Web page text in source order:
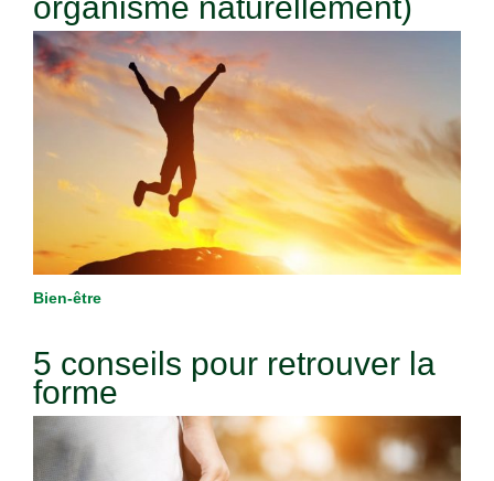
Bien-être
5 conseils pour retrouver la
forme